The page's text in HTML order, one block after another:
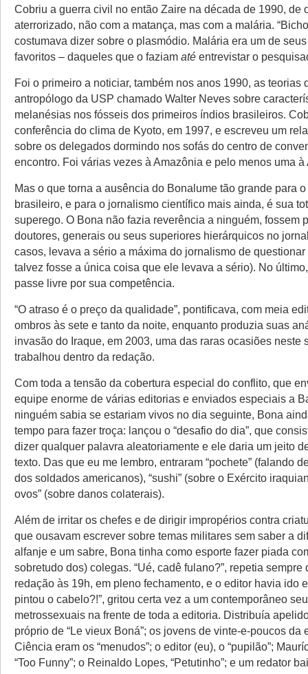
Cobriu a guerra civil no então Zaire na década de 1990, de
aterrorizado, não com a matança, mas com a malária.
costumava dizer sobre o plasmódio. Malária era um de
favoritos – daqueles que o faziam até entrevistar o
Foi o primeiro a noticiar, também nos anos 1990, as teorias
antropólogo da USP chamado Walter Neves sobre
melanésias nos fósseis dos primeiros índios brasileiros.
conferência do clima de Kyoto, em 1997, e escreveu um
sobre os delegados dormindo nos sofás do centro de
encontro. Foi várias vezes à Amazônia e pelo menos uma à
Mas o que torna a ausência do Bonalume tão grande para
brasileiro, e para o jornalismo científico mais ainda, é sua
superego. O Bona não fazia reverência a ninguém, fossem
doutores, generais ou seus superiores hierárquicos no
casos, levava a sério a máxima do jornalismo de
talvez fosse a única coisa que ele levava a sério). No
passe livre por sua competência.
“O atraso é o preço da qualidade”, pontificava, com meia
ombros às sete e tanto da noite, enquanto produzia suas
invasão do Iraque, em 2003, uma das raras ocasiões neste
trabalhou dentro da redação.
Com toda a tensão da cobertura especial do conflito, que
equipe enorme de várias editorias e enviados especiais a
ninguém sabia se estariam vivos no dia seguinte, Bona
tempo para fazer troça: lançou o “desafio do dia”, que
dizer qualquer palavra aleatoriamente e ele daria um jeito
texto. Das que eu me lembro, entraram “pochete” (falando
dos soldados americanos), “sushi” (sobre o Exército
ovos” (sobre danos colaterais).
Além de irritar os chefes e de dirigir impropérios contra
que ousavam escrever sobre temas militares sem saber a
alfanje e um sabre, Bona tinha como esporte fazer piada
sobretudo dos) colegas. “Ué, cadê fulano?”, repetia sempre
redação às 19h, em pleno fechamento, e o editor havia ido
pintou o cabelo?!”, gritou certa vez a um contemporâneo
metrossexuais na frente de toda a editoria. Distribuía
próprio de “Le vieux Boná”; os jovens de vinte-e-poucos da
Ciência eram os “menudos”; o editor (eu), o “pupilão”;
“Too Funny”; o Reinaldo Lopes, “Petutinho”; e um redator